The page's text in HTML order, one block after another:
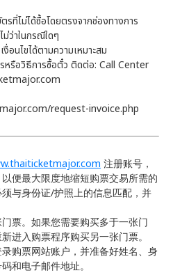
ที่ไม่ได้ซื้อโดยตรงจากช่องทางการ
ว่าในกรณีใดๆ
นไขได้ตามความเหมาะสม
หรือวิธีการซื้อตั๋ว ติดต่อ: Call Center
request-invoice.php
注册账号，
便最大限度地缩短购票交易所需的
与身份证/护照上的信息匹配，并
票。如果您需要购买多于一张门
进入购票程序购买另一张门票。
购票网站账户，并准备好姓名、身
和电子邮件地址。